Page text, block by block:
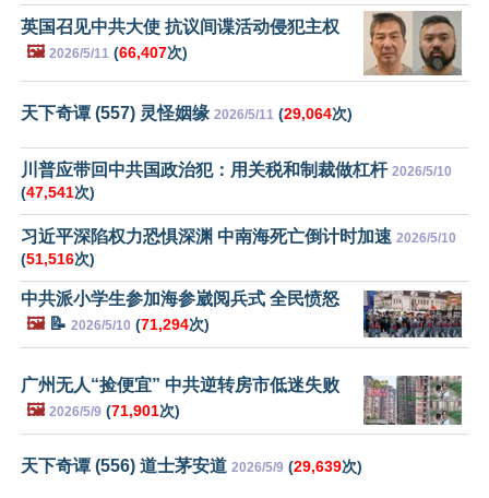
英国召见中共大使 抗议间谍活动侵犯主权
🖼️ 2026/5/11 (66,407次)
天下奇谭 (557) 灵怪姻缘 2026/5/11 (29,064次)
川普应带回中共国政治犯：用关税和制裁做杠杆 2026/5/10
(47,541次)
习近平深陷权力恐惧深渊 中南海死亡倒计时加速 2026/5/10
(51,516次)
中共派小学生参加海参崴阅兵式 全民愤怒
🖼️📝 2026/5/10 (71,294次)
广州无人“捡便宜” 中共逆转房市低迷失败
🖼️ 2026/5/9 (71,901次)
天下奇谭 (556) 道士茅安道 2026/5/9 (29,639次)